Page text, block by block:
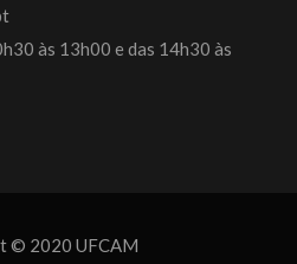
às 13h00 e das 14h30 às
© 2020 UFCAM